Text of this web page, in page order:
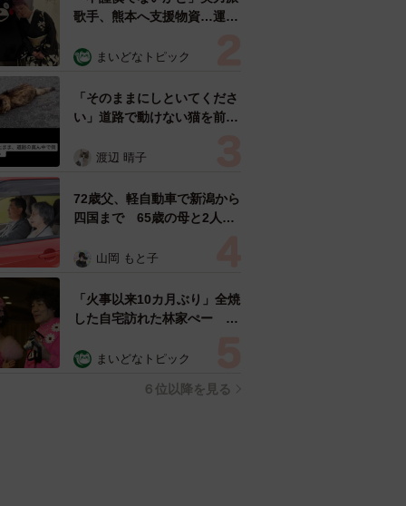
歌手、熊本へ支援物資…運搬
めらい 「痛いほど伝わる」
まいどなトピック
「そのままにしといてくださ
い」道路で動けない猫を前に
ようとした4日間 「命の重
表の訴え
渡辺 晴子
72歳父、軽自動車で新潟から
四国まで 65歳の母と2人で
憩まで分刻み… 「大学生で
山岡 もと子
「火事以来10カ月ぶり」全焼
した自宅訪れた林家ぺー 内
ン状態の部屋に呆然
まいどなトピック
６位以降を見る